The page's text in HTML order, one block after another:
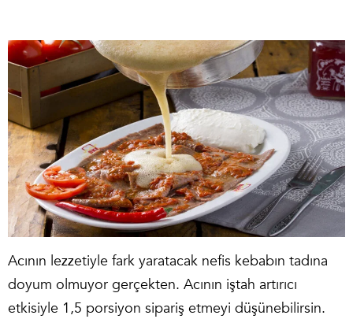
Acının lezzetiyle fark yaratacak nefis kebabın tadına
doyum olmuyor gerçekten. Acının iştah artırıcı
etkisiyle 1,5 porsiyon sipariş etmeyi düşünebilirsin.